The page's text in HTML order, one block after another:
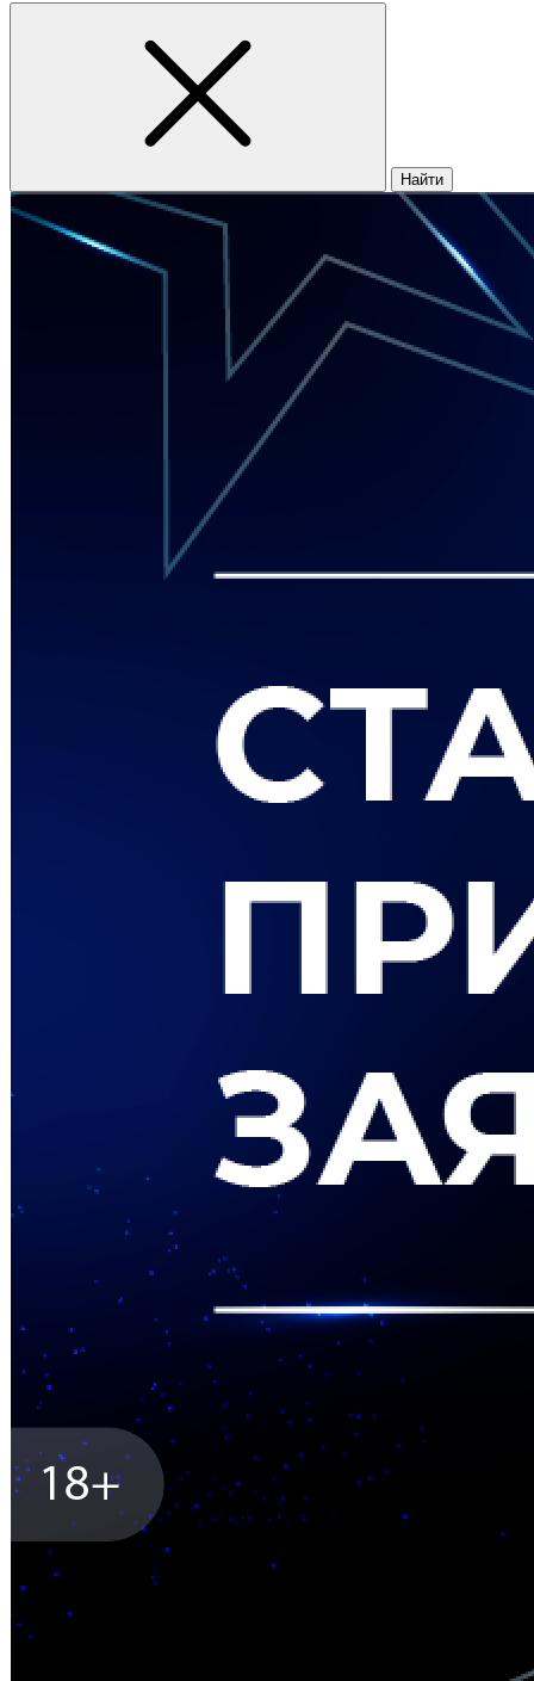
Найти